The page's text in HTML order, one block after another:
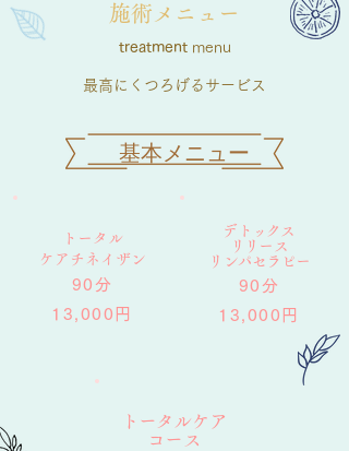
施術メニュー
treatment menu
最高にくつろげるサービス
​基本メニュー​
トータル
​ケアチネイザン
90分
13,000円
デトックス
リリース
​リンパセラピー
90分
13,000円
トータルケア
コース